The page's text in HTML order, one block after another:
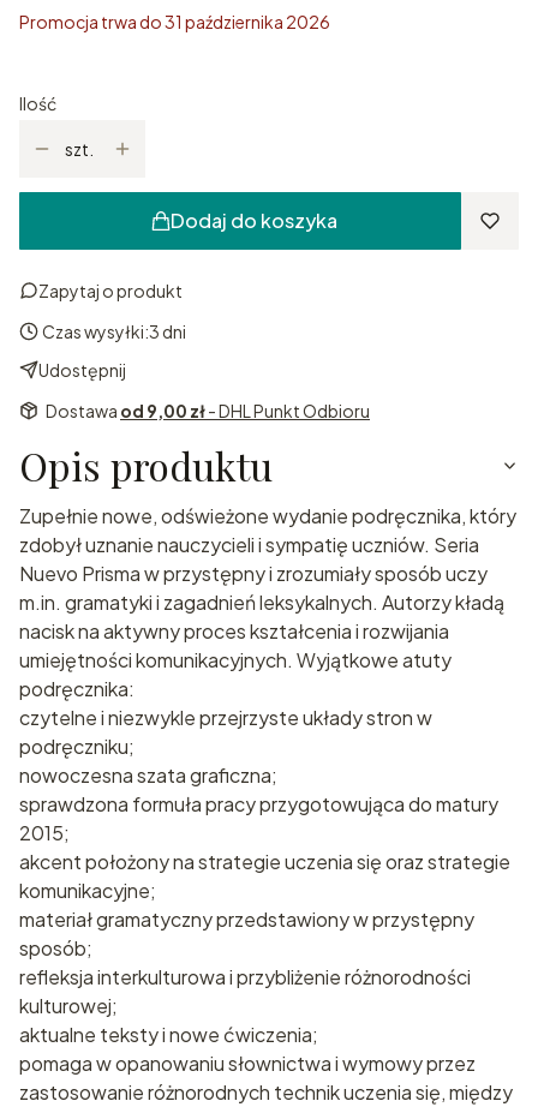
Promocja trwa do 31 października 2026
Ilość
szt.
Dodaj do koszyka
Zapytaj o produkt
Czas wysyłki:3 dni
Udostępnij
Dostawa od 9,00 zł- DHL Punkt Odbioru
Opis produktu
Zupełnie nowe, odświeżone wydanie podręcznika, który
zdobył uznanie nauczycieli i sympatię uczniów. Seria
Nuevo Prisma w przystępny i zrozumiały sposób uczy
m.in. gramatyki i zagadnień leksykalnych. Autorzy kładą
nacisk na aktywny proces kształcenia i rozwijania
umiejętności komunikacyjnych. Wyjątkowe atuty
podręcznika:
czytelne i niezwykle przejrzyste układy stron w
podręczniku;
nowoczesna szata graficzna;
sprawdzona formuła pracy przygotowująca do matury
2015;
akcent położony na strategie uczenia się oraz strategie
komunikacyjne;
materiał gramatyczny przedstawiony w przystępny
sposób;
refleksja interkulturowa i przybliżenie różnorodności
kulturowej;
aktualne teksty i nowe ćwiczenia;
pomaga w opanowaniu słownictwa i wymowy przez
zastosowanie różnorodnych technik uczenia się, między